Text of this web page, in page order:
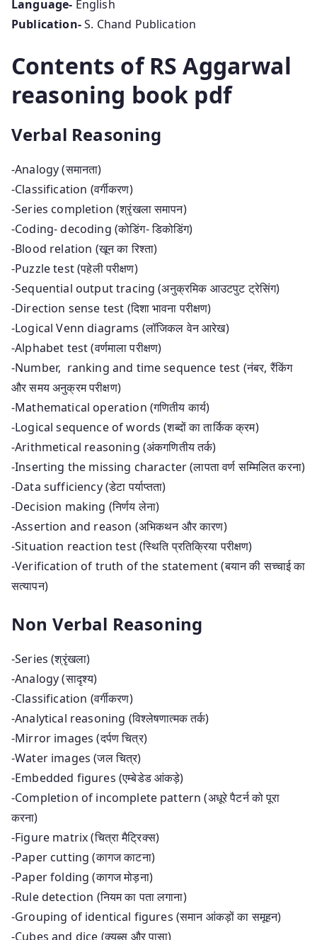
Language- English
Publication-S. Chand Publication
Contents ofRS Aggarwal
reasoning book pdf
Verbal Reasoning
-Analogy (समानता)
-Classification (वर्गीकरण)
-Series completion (श्रृंखला समापन)
-Coding- decoding (कोडिंग- डिकोडिंग)
-Blood relation (खून का रिश्ता)
-Puzzle test (पहेली परीक्षण)
-Sequential output tracing (अनुक्रमिक आउटपुट ट्रेसिंग)
-Direction sense test (दिशा भावना परीक्षण)
-Logical Venn diagrams (लॉजिकल वेन आरेख)
-Alphabet test (वर्णमाला परीक्षण)
-Number, ranking and time sequence test (नंबर, रैंकिंग
और समय अनुक्रम परीक्षण)
-Mathematical operation (गणितीय कार्य)
-Logical sequence of words (शब्दों का तार्किक क्रम)
-Arithmetical reasoning (अंकगणितीय तर्क)
-Inserting the missing character (लापता वर्ण सम्मिलित करना)
-Data sufficiency (डेटा पर्याप्तता)
-Decision making (निर्णय लेना)
-Assertion and reason (अभिकथन और कारण)
-Situation reaction test (स्थिति प्रतिक्रिया परीक्षण)
-Verification of truth of the statement (बयान की सच्चाई का
सत्यापन)
Non Verbal Reasoning
-Series (श्रृंखला)
-Analogy (सादृश्य)
-Classification (वर्गीकरण)
-Analytical reasoning (विश्लेषणात्मक तर्क)
-Mirror images (दर्पण चित्र)
-Water images (जल चित्र)
-Embedded figures (एम्बेडेड आंकड़े)
-Completion of incomplete pattern (अधूरे पैटर्न को पूरा
करना)
-Figure matrix (चित्रा मैट्रिक्स)
-Paper cutting (कागज काटना)
-Paper folding (कागज मोड़ना)
-Rule detection (नियम का पता लगाना)
-Grouping of identical figures (समान आंकड़ों का समूहन)
-Cubes and dice (क्यूब्स और पासा)